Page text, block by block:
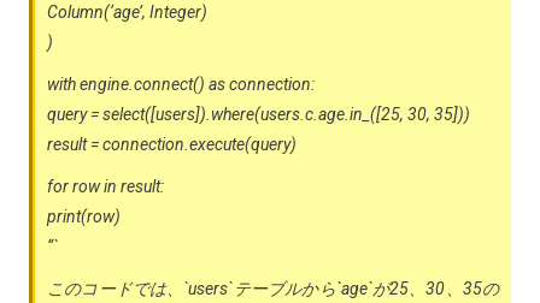
Column(‘age’, Integer)
)
with engine.connect() as connection:
query = select([users]).where(users.c.age.in_([25, 30, 35]))
result = connection.execute(query)
for row in result:
print(row)
“`
このコードでは、`users`テーブルから`age`が25、30、35の